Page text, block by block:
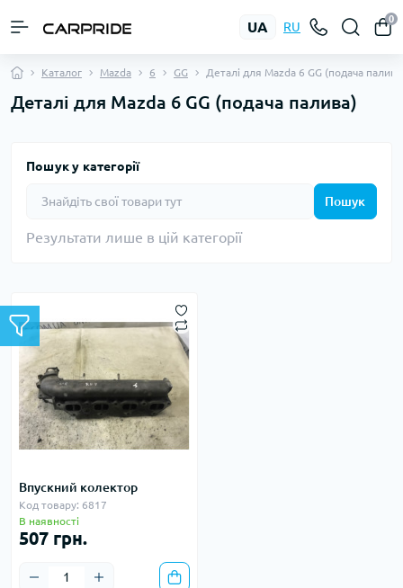
UA RU
0
Каталог Mazda 6 GG Деталі для Mazda 6 GG (подача
Деталі для Mazda 6 GG (подача палива)
Пошук у категорії
Пошук
Результати лише в цій категорії
Впускний колектор
Код товару: 6817
В наявності
507 грн.